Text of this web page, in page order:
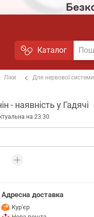
Каталог
Ліки Для нервової системи
- наявність у Гадячі
на 23:30
Адресна доставка
Кур'єр